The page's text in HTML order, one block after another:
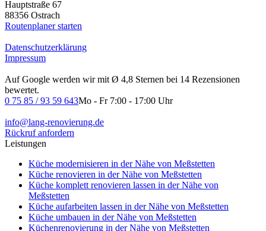
Hauptstraße 67
88356 Ostrach
Routenplaner starten
Datenschutzerklärung
Impressum
Auf Google werden wir mit Ø 4,8 Sternen bei 14 Rezensionen
bewertet.
0 75 85 / 93 59 643Mo - Fr 7:00 - 17:00 Uhr
info@lang-renovierung.de
Rückruf anfordern
Leistungen
Küche modernisieren in der Nähe von Meßstetten
Küche renovieren in der Nähe von Meßstetten
Küche komplett renovieren lassen in der Nähe von
Meßstetten
Küche aufarbeiten lassen in der Nähe von Meßstetten
Küche umbauen in der Nähe von Meßstetten
Küchenrenovierung in der Nähe von Meßstetten